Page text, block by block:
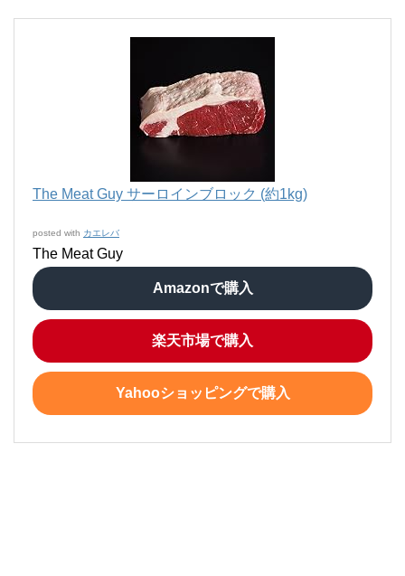
The Meat Guy サーロインブロック (約1kg)
posted with カエレバ
The Meat Guy
Amazonで購入
楽天市場で購入
Yahooショッピングで購入